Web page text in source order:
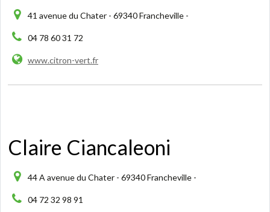
41 avenue du Chater - 69340 Francheville -
04 78 60 31 72
www.citron-vert.fr
Claire Ciancaleoni
44 A avenue du Chater - 69340 Francheville -
04 72 32 98 91